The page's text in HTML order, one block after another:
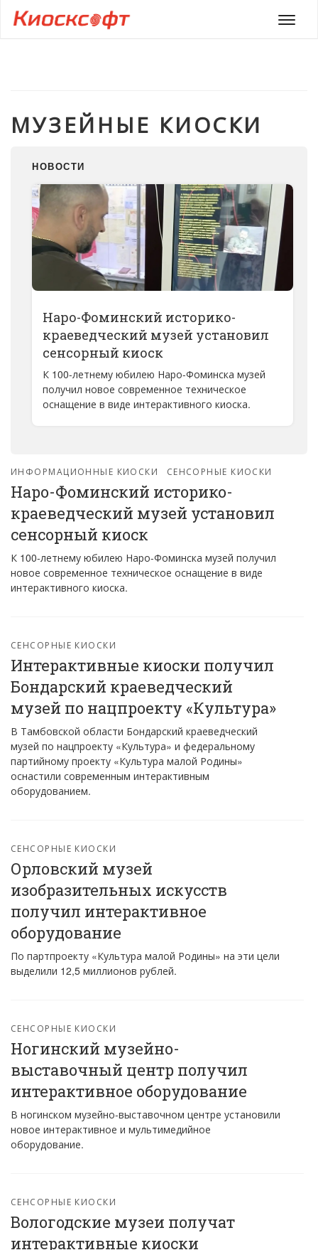
Меню
МУЗЕЙНЫЕ КИОСКИ
НОВОСТИ
Наро-Фоминский историко-
краеведческий музей установил
сенсорный киоск
К 100-летнему юбилею Наро-Фоминска музей
получил новое современное техническое
оснащение в виде интерактивного киоска.
ИНФОРМАЦИОННЫЕ КИОСКИ СЕНСОРНЫЕ КИОСКИ
Наро-Фоминский историко-
краеведческий музей установил
сенсорный киоск
К 100-летнему юбилею Наро-Фоминска музей получил
новое современное техническое оснащение в виде
интерактивного киоска.
СЕНСОРНЫЕ КИОСКИ
Интерактивные киоски получил
Бондарский краеведческий
музей по нацпроекту «Культура»
В Тамбовской области Бондарский краеведческий
музей по нацпроекту «Культура» и федеральному
партийному проекту «Культура малой Родины»
оснастили современным интерактивным
оборудованием.
СЕНСОРНЫЕ КИОСКИ
Орловский музей
изобразительных искусств
получил интерактивное
оборудование
По партпроекту «Культура малой Родины» на эти цели
выделили 12,5 миллионов рублей.
СЕНСОРНЫЕ КИОСКИ
Ногинский музейно-
выставочный центр получил
интерактивное оборудование
В ногинском музейно-выставочном центре установили
новое интерактивное и мультимедийное
оборудование.
СЕНСОРНЫЕ КИОСКИ
Вологодские музеи получат
интерактивные киоски